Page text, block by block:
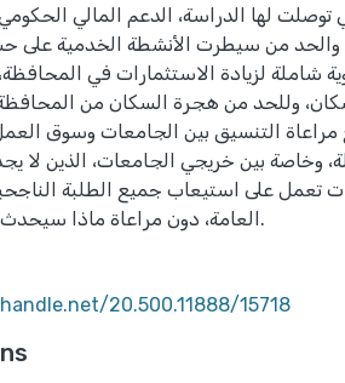
توصلت لها الدراسة، الدعم المالي
والحد من سيطرت الأنشطة الخدمية على
شاملة لزيادة الاستثمارات في
وللحد من هجرة السكان من
مراعاة التنسيق بين الجامعات وسوق
وخاصة بين خريجي الجامعات، الذين لا
تعمل على استيعاب جميع الطلبة
العامة، دون مراعاة ماذا سيحدث لهم مستقبلا.
20.500.11888/15718